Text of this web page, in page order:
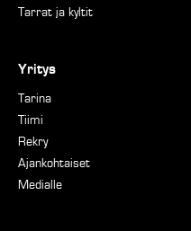
Tarrat ja kyltit
Yritys
Tarina
Tiimi
Rekry
Ajankohtaiset
Medialle